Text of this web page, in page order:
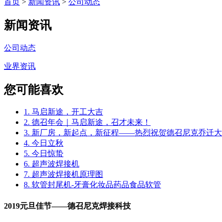
新闻资讯
公司动态
业界资讯
您可能喜欢
1. 马启新途，开工大吉
2. 德召年会｜马启新途，召才未来！
3. 新厂房，新起点，新征程——热烈祝贺德召尼克乔迁
4. 今日立秋
5. 今日惊蛰
6. 超声波焊接机
7. 超声波焊接机原理图
8. 软管封尾机-牙膏化妆品药品食品软管
2019元旦佳节——德召尼克焊接科技